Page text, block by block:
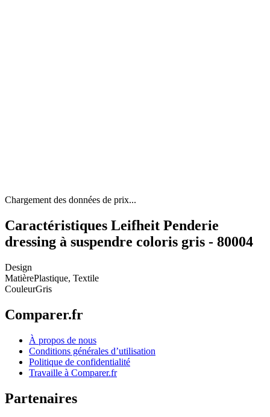
Chargement des données de prix...
Caractéristiques Leifheit Penderie
dressing à suspendre coloris gris - 80004
Design
MatièrePlastique, Textile
CouleurGris
Comparer.fr
À propos de nous
Conditions générales d’utilisation
Politique de confidentialité
Travaille à Comparer.fr
Partenaires